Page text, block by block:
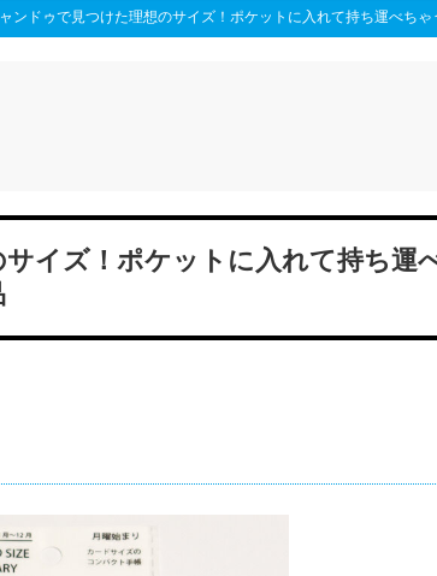
ンドゥで見つけた理想のサイズ！ポケットに入れて持ち運べち
イズ！ポケットに入れて持ち運